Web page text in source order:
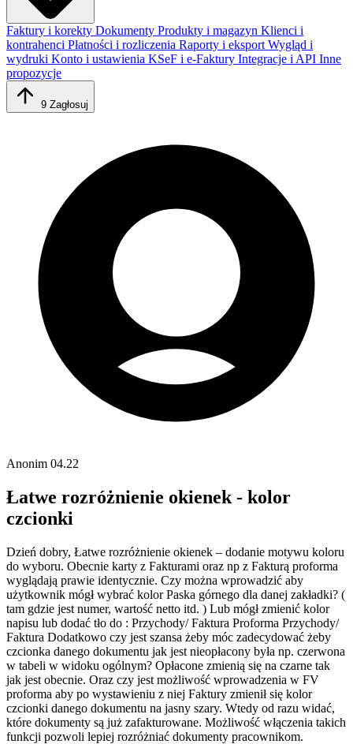
Faktury i korekty Dokumenty Produkty i magazyn Klienci i
kontrahenci Płatności i rozliczenia Raporty i eksport Wygląd i
wydruki Konto i ustawienia KSeF i e-Faktury Integracje i API Inne
propozycje
9 Zagłosuj
Anonim 04.22
Łatwe rozróżnienie okienek - kolor
czcionki
Dzień dobry, Łatwe rozróżnienie okienek – dodanie motywu koloru
do wyboru. Obecnie karty z Fakturami oraz np z Fakturą proforma
wyglądają prawie identycznie. Czy można wprowadzić aby
użytkownik mógł wybrać kolor Paska górnego dla danej zakładki? (
tam gdzie jest numer, wartość netto itd. ) Lub mógł zmienić kolor
napisu lub dodać tło do : Przychody/ Faktura Proforma Przychody/
Faktura Dodatkowo czy jest szansa żeby móc zadecydować żeby
czcionka danego dokumentu jak jest nieopłacony była np. czerwona
w tabeli w widoku ogólnym? Opłacone zmienią się na czarne tak
jak jest obecnie. Oraz czy jest możliwość wprowadzenia w FV
proforma aby po wystawieniu z niej Faktury zmienił się kolor
czcionki danego dokumentu na jasny szary. Wtedy od razu widać,
które dokumenty są już zafakturowane. Możliwość włączenia takich
funkcji pozwoli lepiej rozróżniać dokumenty pracownikom.